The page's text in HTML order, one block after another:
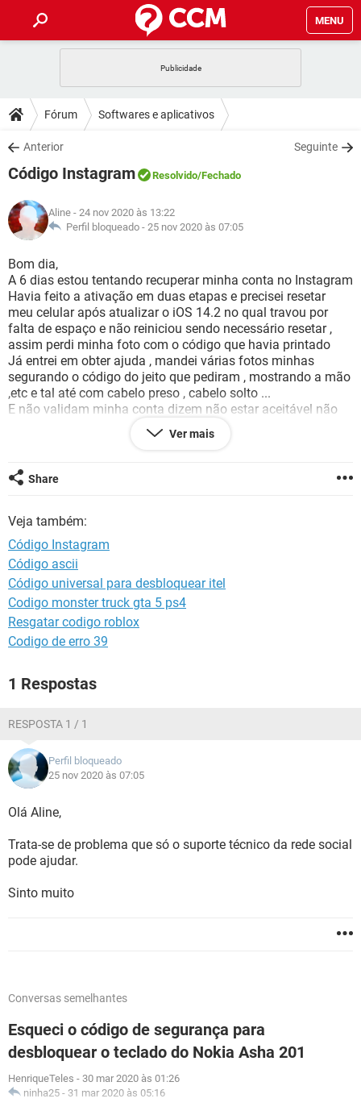
MENU
CELULAR FACEBOOK
OUTLOOK
INSTAGRAM GMAIL
GUIA DE COMPRAS
DICAS
JOGOS WHATSAPP
INSTAGRAM
GUIA DE COMPRAS
DOWNLOADS
JOGOS WHATSAPP
CELULAR
OUTLOOK EXCEL
INSTAGRAM
GUIA DE COMPRAS
FÓRUM
JOGOS
CELULAR
OUTLOOK
INSTAGRAM GMAIL
GUIA DE COMPRAS
GLOSSÁRIO
JOGOS
CELULAR FACEBOOK
OUTLOOK EXCEL
INSTAGRAM GMAIL
GUIA DE COMPRAS
Fórum Softwares e aplicativos
Anterior Seguinte
Código Instagram Resolvido/Fechado
Aline - 24 nov 2020 às 13:22
Perfil bloqueado - 25 nov 2020 às 07:05
Bom dia,
A 6 dias estou tentando recuperar minha conta no Instagram
Havia feito a ativação em duas etapas e precisei resetar
meu celular após atualizar o iOS 14.2 no qual travou por
falta de espaço e não reiniciou sendo necessário resetar ,
assim perdi minha foto com o código que havia printado
Já entrei em obter ajuda , mandei várias fotos minhas
segurando o código do jeito que pediram , mostrando a mão
,etc e tal até com cabelo preso , cabelo solto ...
E não validam minha conta dizem não estar aceitável não
Minha conta e pessoal não é comercial , não tenho muito
que não gostaria de perder e tb algumas fotos
Gostaria de recuperar minha conta
Configuração:iPhone / Safari 14.0.1
Ver mais
Share
Veja também:
Código Instagram
Código ascii
Código universal para desbloquear itel
Codigo monster truck gta 5 ps4
Resgatar codigo roblox
Codigo de erro 39
1 Respostas
RESPOSTA 1 / 1
Perfil bloqueado
25 nov 2020 às 07:05
Olá Aline,
Trata-se de problema que só o suporte técnico da rede social
pode ajudar.
Sinto muito
Conversas semelhantes
Esqueci o código de segurança para
desbloquear o teclado do Nokia Asha 201
HenriqueTeles - 30 mar 2020 às 01:26
ninha25 - 31 mar 2020 às 05:16